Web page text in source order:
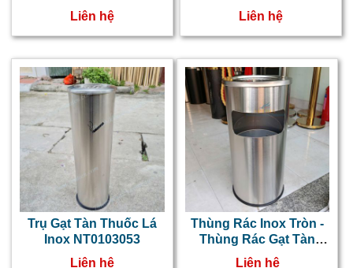
NT0103048
Liên hệ
Liên hệ
Trụ Gạt Tàn Thuốc Lá
Inox NT0103053
Liên hệ
Thùng Rác Inox Tròn -
Thùng Rác Gạt Tàn
NTNT0103069
Liên hệ